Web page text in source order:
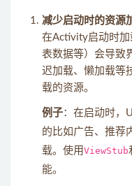
减少启动时的资源
在Activity启动时加
表数据等）会导致
迟加载、懒加载等
载的资源。
例子：在启动时，
的比如广告、推荐
载。使用ViewStub
能。